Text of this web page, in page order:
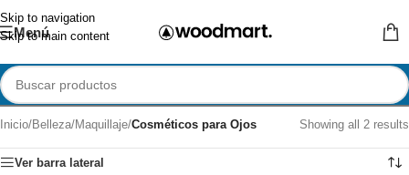
Skip to navigation
Skip to main content
Menú
Inicio/Belleza/Maquillaje/Cosméticos para Ojos Showing all 2 results
Ver barra lateral